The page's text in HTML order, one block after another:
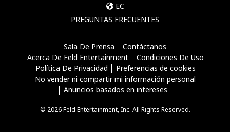
EC
PREGUNTAS FRECUENTES
Sala De Prensa
Contáctanos
Acerca De Feld Entertainment
Condiciones De Uso
Política De Privacidad
Preferencias de cookies
No vender ni compartir mi información personal
Anuncios basados en intereses
© 2026 Feld Entertainment, Inc. All Rights Reserved.